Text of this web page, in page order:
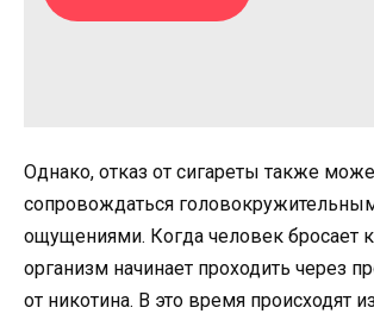
Однако, отказ от сигареты также
сопровождаться
ощущениями. Когда человек бросает
организм начинает проходить через
от никотина. В это время происходят